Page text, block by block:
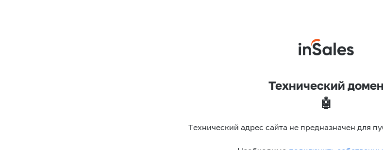
Технический домен
🤖
Технический адрес сайта не предназначен для